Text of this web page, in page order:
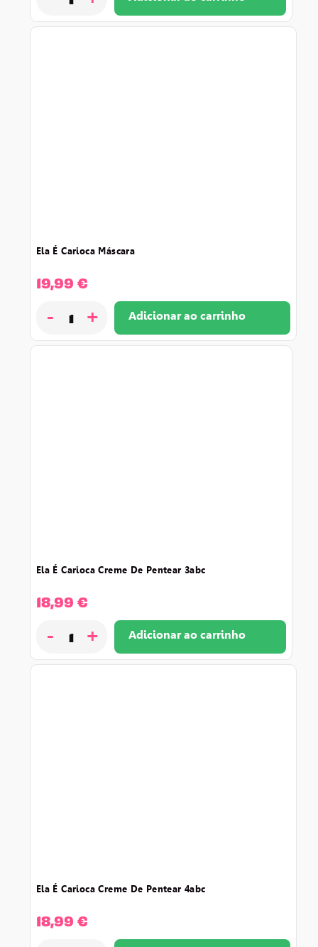
ela é carioca máscara
19,99 €
- + Adicionar ao carrinho
ela é carioca creme de pentear 3abc
18,99 €
- + Adicionar ao carrinho
ela é carioca creme de pentear 4abc
18,99 €